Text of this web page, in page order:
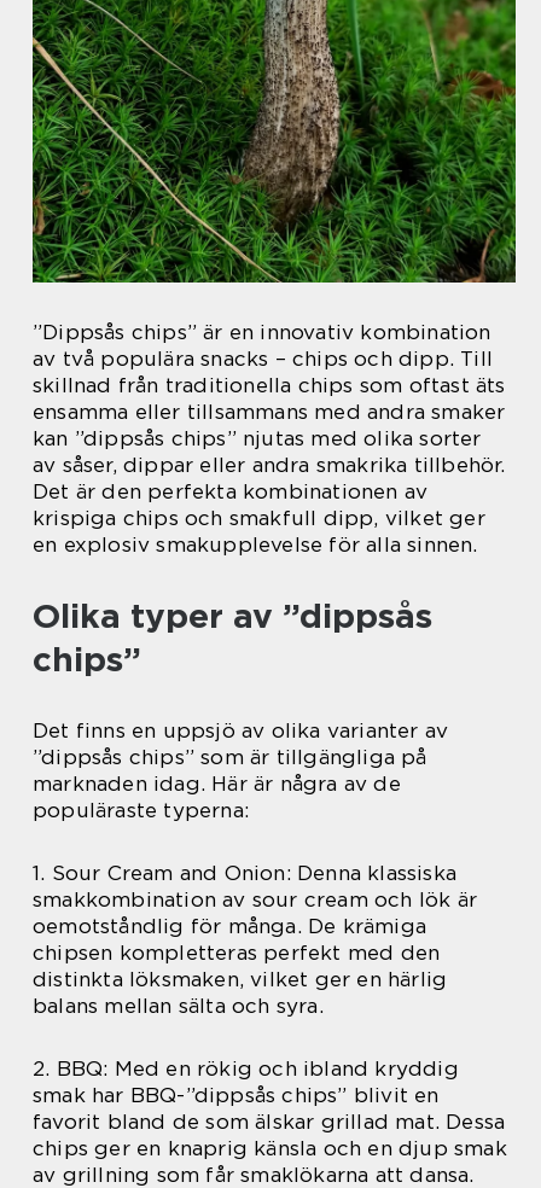
”Dippsås chips” är en innovativ kombination
av två populära snacks – chips och dipp. Till
skillnad från traditionella chips som oftast äts
ensamma eller tillsammans med andra smaker
kan ”dippsås chips” njutas med olika sorter
av såser, dippar eller andra smakrika tillbehör.
Det är den perfekta kombinationen av
krispiga chips och smakfull dipp, vilket ger
en explosiv smakupplevelse för alla sinnen.
Olika typer av ”dippsås
chips”
Det finns en uppsjö av olika varianter av
”dippsås chips” som är tillgängliga på
marknaden idag. Här är några av de
populäraste typerna:
1. Sour Cream and Onion: Denna klassiska
smakkombination av sour cream och lök är
oemotståndlig för många. De krämiga
chipsen kompletteras perfekt med den
distinkta löksmaken, vilket ger en härlig
balans mellan sälta och syra.
2. BBQ: Med en rökig och ibland kryddig
smak har BBQ-”dippsås chips” blivit en
favorit bland de som älskar grillad mat. Dessa
chips ger en knaprig känsla och en djup smak
av grillning som får smaklökarna att dansa.